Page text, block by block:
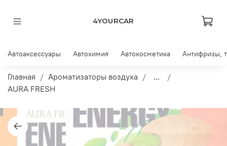
4YOURCAR
Автоаксессуары Автохимия Автокосметика Антифризы,
Главная Ароматизаторы воздуха
...
AURA FRESH